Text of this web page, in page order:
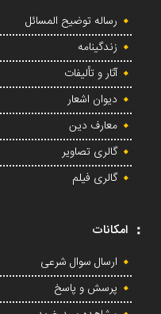
رساله توضیح المسائل
زندگینامه
آثار و تألیفات
دیوان اشعار
معارف دین
گالری تصاویر
گالری فیلم
امکانات
ارسال سوال شرعی
پرسش و پاسخ